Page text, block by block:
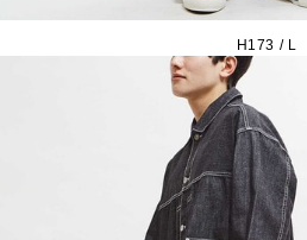
H173 / L